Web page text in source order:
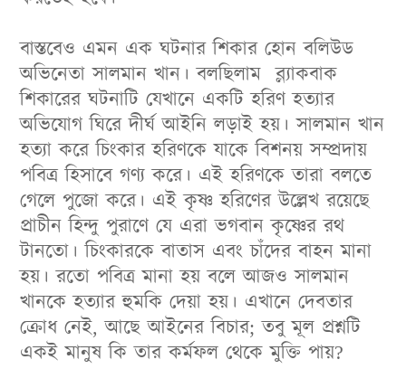
বাস্তবেও এমন এক ঘটনার শিকার হোন বলিউড
অভিনেতা সালমান খান। বলছিলাম ব্ল্যাকবাক
শিকারের ঘটনাটি যেখানে একটি হরিণ হত্যার
অভিযোগ ঘিরে দীর্ঘ আইনি লড়াই হয়। সালমান খান
হত্যা করেচিংকার হরিণকে যাকে বিশনয় সম্প্রদায়
পবিত্র হিসাবে গণ্য করে। এই হরিণকে তারা বলতে
গেলে পুজো করে। এই কৃষ্ণ হরিণের উল্লেখ রয়েছে
প্রাচীন হিন্দু পুরাণে যে এরা ভগবান কৃষ্ণের রথ
টানতো। চিংকারকে বাতাস এবং চাঁদের বাহন মানা
হয়। রতো পবিত্র মানা হয় বলে আজও সালমান
খানকে হত্যার হুমকি দেয়া হয়। এখানে দেবতার
ক্রোধ নেই, আছে আইনের বিচার; তবু মূল প্রশ্নটি
একই মানুষ কি তার কর্মফল থেকে মুক্তি পায়?